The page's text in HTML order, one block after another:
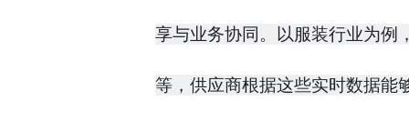
享与业务协同。以服装行业为例
等，供应商根据这些实时数据能